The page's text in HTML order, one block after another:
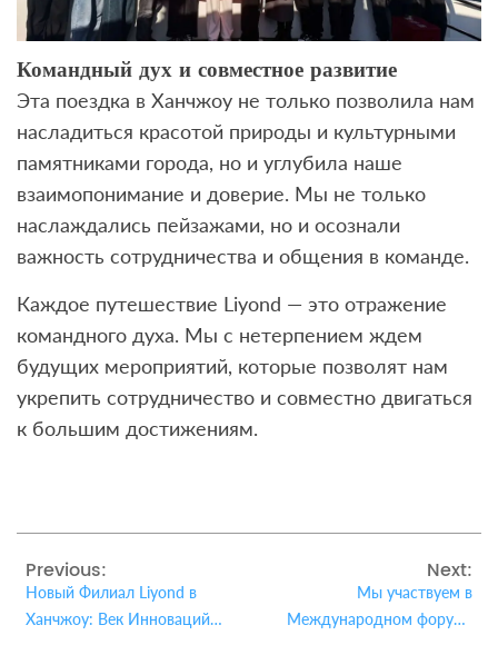
Командный дух и совместное развитие
Эта поездка в Ханчжоу не только позволила нам
насладиться красотой природы и культурными
памятниками города, но и углубила наше
взаимопонимание и доверие. Мы не только
наслаждались пейзажами, но и осознали
важность сотрудничества и общения в команде.
Каждое путешествие Liyond — это отражение
командного духа. Мы с нетерпением ждем
будущих мероприятий, которые позволят нам
укрепить сотрудничество и совместно двигаться
к большим достижениям.
Previous:
Новый Филиал Liyond в
Ханчжоу: Век Инноваций и
Next:
Мы участвуем в
Международном форуме